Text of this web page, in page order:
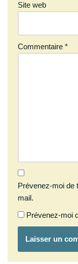
Site web
Commentaire *
Prévenez-moi de
mail.
Prévenez-moi